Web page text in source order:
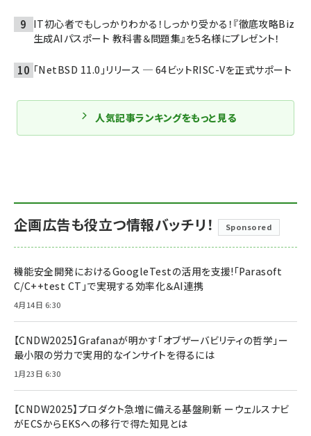
IT初心者でもしっかりわかる！しっかり受かる！『徹底攻略Biz
生成AIパスポート 教科書＆問題集』を5名様にプレゼント！
「NetBSD 11.0」リリース ─ 64ビットRISC-Vを正式サポート
人気記事ランキングをもっと見る
企画広告も役立つ情報バッチリ！ Sponsored
機能安全開発におけるGoogleTestの活用を支援!「Parasoft
C/C++test CT」で実現する効率化＆AI連携
4月14日 6:30
【CNDW2025】Grafanaが明かす「オブザーバビリティの哲学」ー
最小限の労力で実用的なインサイトを得るには
1月23日 6:30
【CNDW2025】プロダクト急増に備える基盤刷新 ーウェルスナビ
がECSからEKSへの移行で得た知見とは